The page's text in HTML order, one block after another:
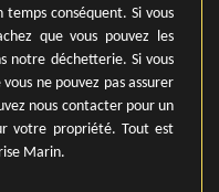
conséquent. Si vous
que vous pouvez les
notre déchetterie. Si vous
ne pouvez pas assurer
nous contacter pour un
votre propriété. Tout est
Marin.